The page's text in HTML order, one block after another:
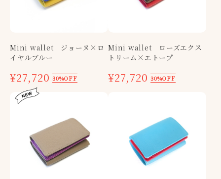
Mini wallet ジョーヌ×ロ
イヤルブルー
¥27,720 30%OFF
Mini wallet ローズエクス
トリーム×エトープ
¥27,720 30%OFF